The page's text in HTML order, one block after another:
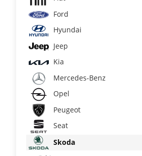
Ford
Hyundai
Jeep
Kia
Mercedes-Benz
Opel
Peugeot
Seat
Skoda